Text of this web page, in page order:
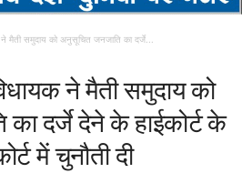
ने मैती समुदाय को अनुसूचित जनजाति का दर्जे...
ने मैती समुदाय को
दर्जे देने के हाईकोर्ट के
में चुनौती दी